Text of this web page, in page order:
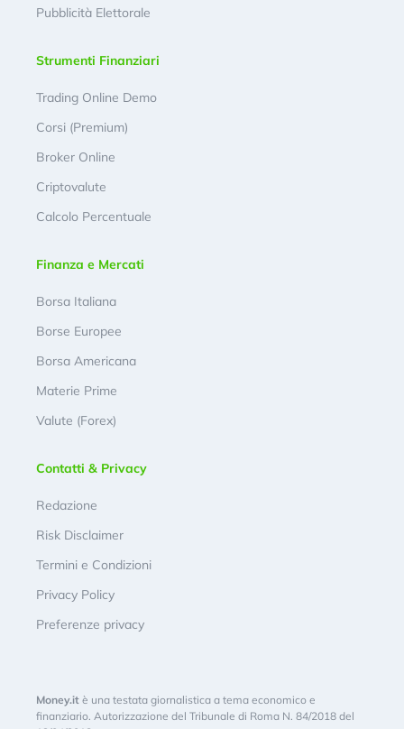
Pubblicità Elettorale
Strumenti Finanziari
Trading Online Demo
Corsi (Premium)
Broker Online
Criptovalute
Calcolo Percentuale
Finanza e Mercati
Borsa Italiana
Borse Europee
Borsa Americana
Materie Prime
Valute (Forex)
Contatti & Privacy
Redazione
Risk Disclaimer
Termini e Condizioni
Privacy Policy
Preferenze privacy
Money.it è una testata giornalistica a tema economico e
finanziario. Autorizzazione del Tribunale di Roma N. 84/2018 del